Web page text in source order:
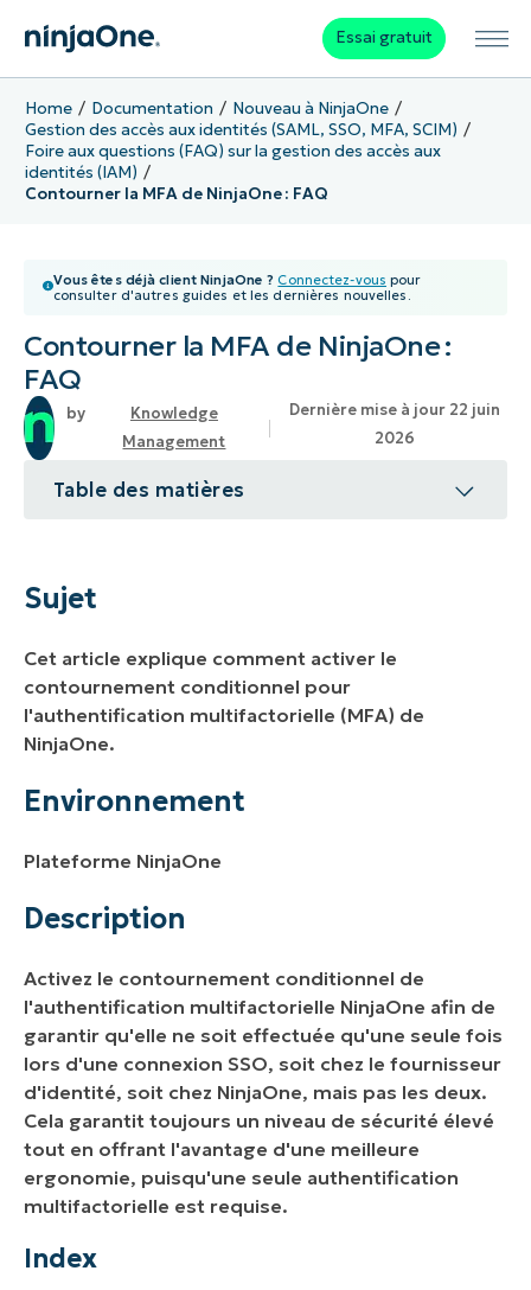
Essai gratuit
Home Documentation
Nouveau à NinjaOne
Gestion des accès aux identités (SAML, SSO, MFA, SCIM)
Foire aux questions (FAQ) sur la gestion des accès aux
identités (IAM)
Contourner la MFA de NinjaOne : FAQ
Vous êtes déjà client NinjaOne ? Connectez-vous pour
consulter d'autres guides et les dernières nouvelles.
Contourner la MFA de NinjaOne :
FAQ
Knowledge
Management
Dernière mise à jour 22 juin
2026
Table des matières
Environnement
Sujet
Cet article explique comment activer le
contournement conditionnel pour
l'authentification multifactorielle (MFA) de
NinjaOne.
Environnement
Plateforme NinjaOne
Description
Activez le contournement conditionnel de
l'authentification multifactorielle NinjaOne afin de
garantir qu'elle ne soit effectuée qu'une seule fois
lors d'une connexion SSO, soit chez le fournisseur
d'identité, soit chez NinjaOne, mais pas les deux.
Cela garantit toujours un niveau de sécurité élevé
tout en offrant l'avantage d'une meilleure
ergonomie, puisqu'une seule authentification
multifactorielle est requise.
Index